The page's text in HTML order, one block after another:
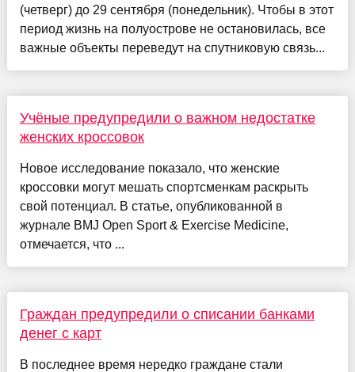
(четверг) до 29 сентября (понедельник). Чтобы в этот
период жизнь на полуострове не остановилась, все
важные объекты переведут на спутниковую связь...
Учёные предупредили о важном недостатке
женских кроссовок
Новое исследование показало, что женские
кроссовки могут мешать спортсменкам раскрыть
свой потенциал. В статье, опубликованной в
журнале BMJ Open Sport & Exercise Medicine,
отмечается, что ...
Граждан предупредили о списании банками
денег с карт
В последнее время нередко граждане стали